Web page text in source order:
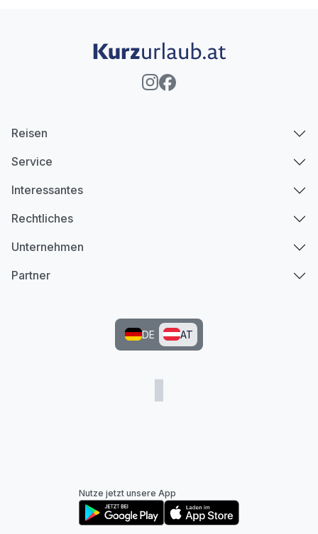
Reisen
Service
Interessantes
Rechtliches
Unternehmen
Partner
DE AT
Nutze jetzt unsere App